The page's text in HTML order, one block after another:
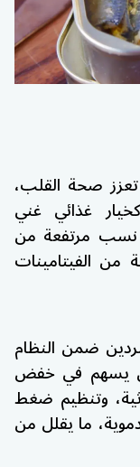
تعزز صحة القلب،
كخيار غذائي غني
نسب مرتفعة من
من الفيتامينات
ضمن النظام
أن يسهم في خفض
وتنظيم ضغط
ما يقلل من